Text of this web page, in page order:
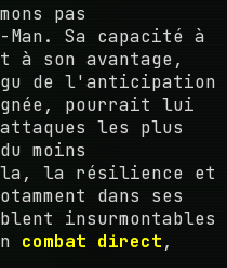
pas
Sa capacité à
son avantage,
de l'anticipation
pourrait lui
les plus
moins
la résilience et
dans ses
insurmontables
combat direct,